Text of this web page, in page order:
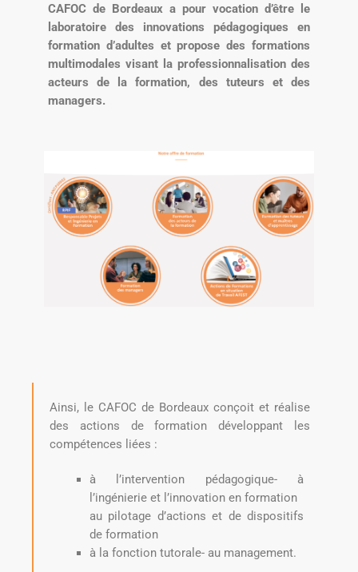
CAFOC de Bordeaux a pour vocation d’être le
laboratoire des innovations pédagogiques en
formation d’adultes et propose des formations
multimodales visant la professionnalisation des
acteurs de la formation, des tuteurs et des
managers.
Ainsi, le CAFOC de Bordeaux conçoit et réalise
des actions de formation développant les
compétences liées :
à l’intervention pédagogique- à
l’ingénierie et l’innovation en formation
au pilotage d’actions et de dispositifs
de formation
à la fonction tutorale- au management.